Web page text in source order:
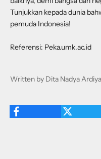
Tunjukkan kepada dunia
pemuda Indonesia!
Referensi: Peka.umk.ac.id
Written by Dita Nadya